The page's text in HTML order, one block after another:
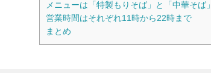
メニューは「特製もりそば」と「中華そば」
営業時間はそれぞれ11時から22時まで
まとめ